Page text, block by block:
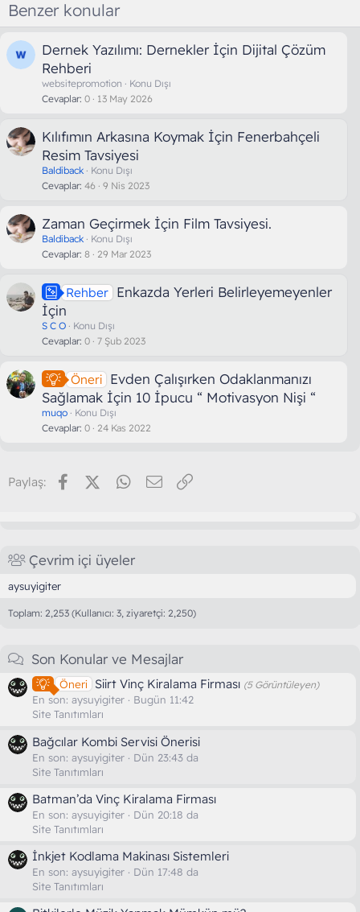
Benzer konular
Dernek Yazılımı: Dernekler İçin Dijital Çözüm
Rehberi
websitepromotion
Konu Dışı
Cevaplar 0 13 May 2026
Kılıfımın Arkasına Koymak İçin Fenerbahçeli
Resim Tavsiyesi
Baldiback
Konu Dışı
Cevaplar 46 9 Nis 2023
Zaman Geçirmek İçin Film Tavsiyesi.
Baldiback
Konu Dışı
Cevaplar 8 29 Mar 2023
Rehber Enkazda Yerleri Belirleyemeyenler
İçin
S C O
Konu Dışı
Cevaplar 0 7 Şub 2023
Öneri Evden Çalışırken Odaklanmanızı
Sağlamak İçin 10 İpucu “ Motivasyon Nişi “
muqo
Konu Dışı
Cevaplar 0 24 Kas 2022
Paylaş: FacebookX (Twitter)WhatsApp
E-posta
Çevrim içi üyeler
aysuyigiter
Toplam: 2,253 (Kullanıcı: 3, ziyaretçi: 2,250)
Son Konular ve Mesajlar
Öneri Siirt Vinç Kiralama Firması (5 Görüntüleyen)
En son: aysuyigiter
Bugün 11:42
Site Tanıtımları
Bağcılar Kombi Servisi Önerisi
En son: aysuyigiter
Dün 23:43 da
Site Tanıtımları
Batman’da Vinç Kiralama Firması
En son: aysuyigiter
Dün 20:18 da
Site Tanıtımları
İnkjet Kodlama Makinası Sistemleri
En son: aysuyigiter
Dün 17:48 da
Site Tanıtımları